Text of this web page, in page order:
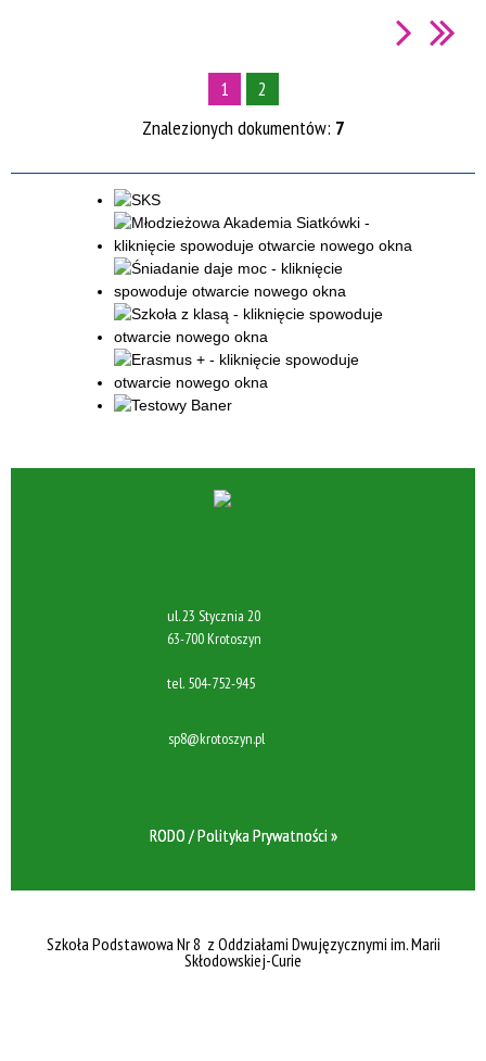
1
2
Znalezionych dokumentów: 7
ul. 23 Stycznia 20
63-700 Krotoszyn
tel. 504-752-945
sp8@krotoszyn.pl
RODO / Polityka Prywatności »
Szkoła Podstawowa Nr 8 z Oddziałami Dwujęzycznymi im. Marii
Skłodowskiej-Curie